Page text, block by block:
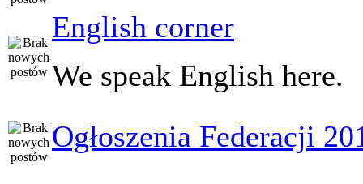
English corner
We speak English here.
Ogłoszenia Federacji